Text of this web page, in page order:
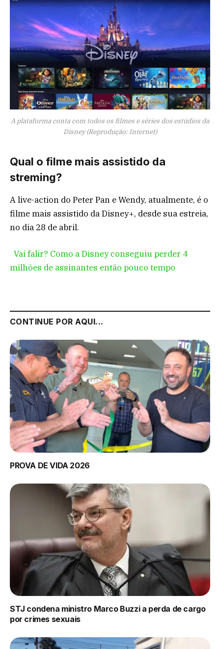
A plataforma conta com todos os filmes e séries dos estúdios da
Disney (Reprodução: Internet)
Qual o filme mais assistido da
streming?
A live-action do Peter Pan e Wendy, atualmente, é o
filme mais assistido da Disney+, desde sua estreia,
no dia 28 de abril.
Vai falir? Como a Disney conseguiu perder 4
milhões de assinantes então pouco tempo
CONTINUE POR AQUI...
PROVA DE VIDA 2026
STJ condena ministro Marco Buzzi a perda de cargo
por crimes sexuais